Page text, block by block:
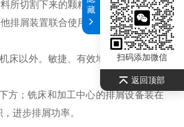
所切割下来的颗粒状、粉状、块状及
排屑装置联合使用，可组成不同结构
床以外。敏捷、有效地排除切屑才干
方；铣床和加工中心的排屑设备装在
进步排屑功率。
扫码添加微信
返回顶部
藏